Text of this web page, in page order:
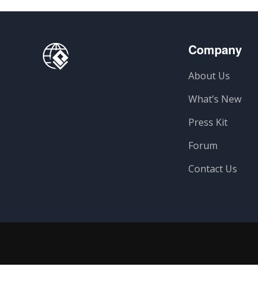
Company
About Us
What’s New
Press Kit
Forum
Contact Us